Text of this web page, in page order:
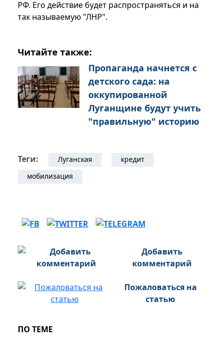
РФ. Его действие будет распространяться и на
так называемую "ЛНР".
Читайте также:
Пропаганда начнется с
детского сада: на
оккупированной
Луганщине будут учить
"правильную" историю
Теги: Луганская
кредит
мобилизация
Добавить
комментарий
Пожаловаться на
статью
ПО ТЕМЕ